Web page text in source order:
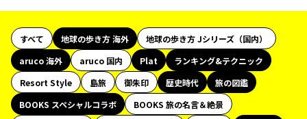
すべて 地球の歩き方 海外
地球の歩き方 Jシリーズ（国内）
aruco 海外
aruco 国内 Plat
ランキング&テクニック
Resort Style
島旅 御朱印 歴史時代
旅の図鑑
BOOKS スペシャルコラボ
BOOKS 旅の名言＆絶景